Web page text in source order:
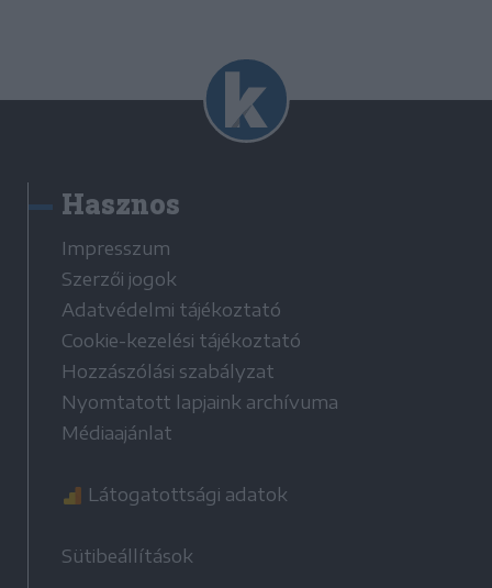
Hasznos
Impresszum
Szerzői jogok
Adatvédelmi tájékoztató
Cookie-kezelési tájékoztató
Hozzászólási szabályzat
Nyomtatott lapjaink archívuma
Médiaajánlat
Látogatottsági adatok
Sütibeállítások